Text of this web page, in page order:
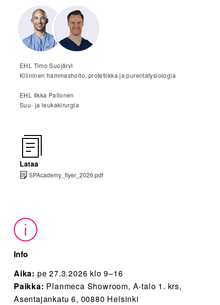
EHL Timo Suojärvi
Kliininen hammashoito, protetiikka ja purentafysiologia
EHL Ilkka Pallonen
Suu- ja leukakirurgia
Lataa
SPAcademy_flyer_2026.pdf
Info
Aika: pe 27.3.2026 klo 9–16
Paikka: Planmeca Showroom, A-talo 1. krs,
Asentajankatu 6, 00880 Helsinki